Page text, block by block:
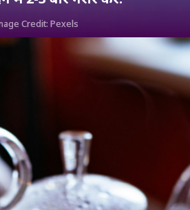
Credit: Pexels